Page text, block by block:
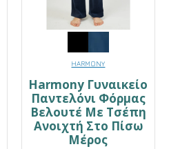
HARMONY
Harmony Γυναικείο
Παντελόνι Φόρμας
Βελουτέ Με Τσέπη
Ανοιχτή Στο Πίσω
Μέρος